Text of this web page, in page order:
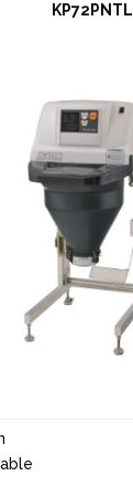
KP72PNTL